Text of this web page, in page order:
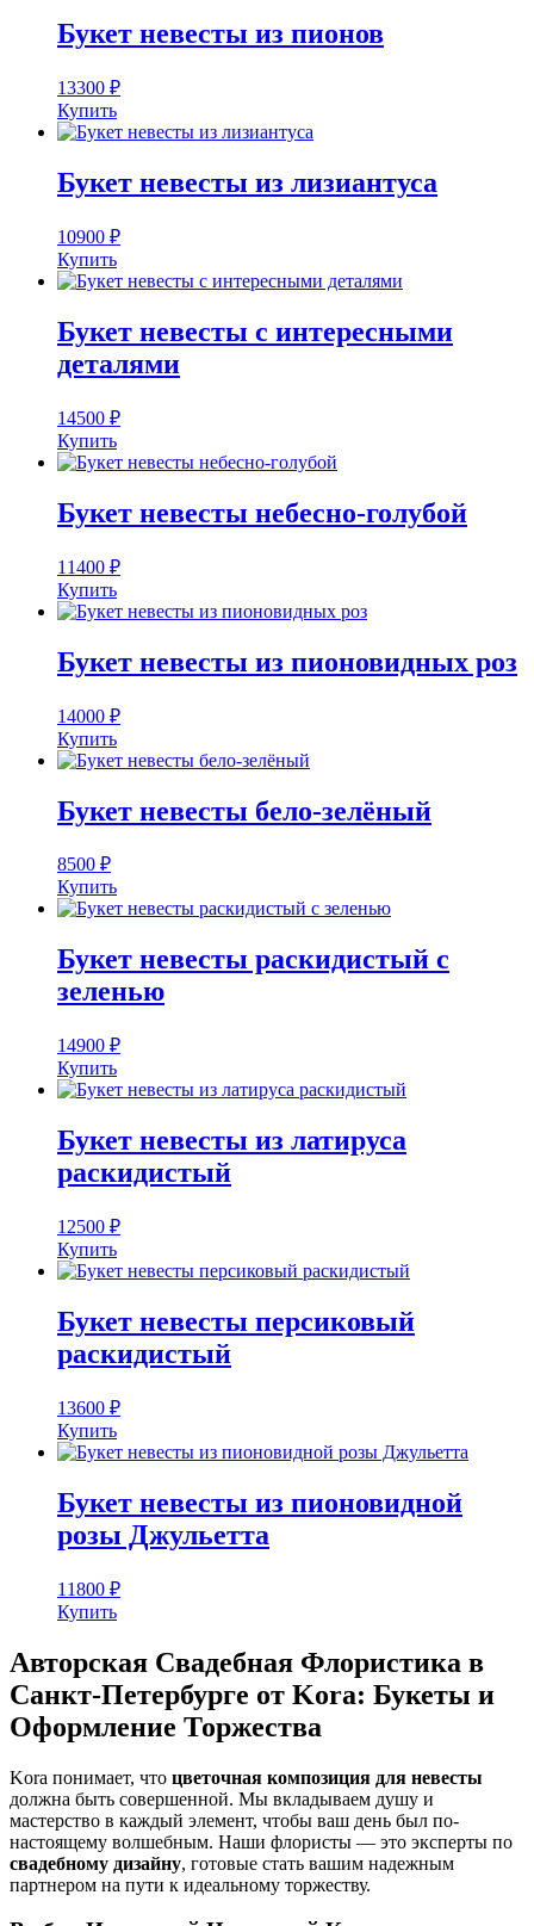
Букет невесты из пионов
13300 ₽
Купить
Букет невесты из лизиантуса
10900 ₽
Купить
Букет невесты с интересными
деталями
14500 ₽
Купить
Букет невесты небесно-голубой
11400 ₽
Купить
Букет невесты из пионовидных роз
14000 ₽
Купить
Букет невесты бело-зелёный
8500 ₽
Купить
Букет невесты раскидистый с
зеленью
14900 ₽
Купить
Букет невесты из латируса
раскидистый
12500 ₽
Купить
Букет невесты персиковый
раскидистый
13600 ₽
Купить
Букет невесты из пионовидной
розы Джульетта
11800 ₽
Купить
Авторская Свадебная Флористика в
Санкт-Петербурге от Kora: Букеты и
Оформление Торжества
Kora понимает, что цветочная композиция для невесты
должна быть совершенной. Мы вкладываем душу и
мастерство в каждый элемент, чтобы ваш день был по-
настоящему волшебным. Наши флористы — это эксперты по
свадебному дизайну, готовые стать вашим надежным
партнером на пути к идеальному торжеству.